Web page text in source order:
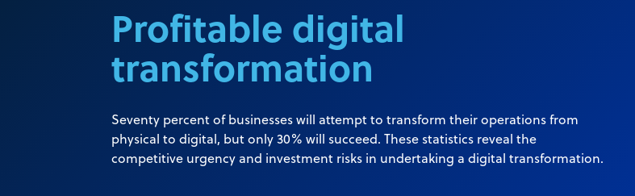
Profitable digital
transformation
Seventy percent of businesses will attempt to transform their operations from
physical to digital, but only 30% will succeed. These statistics reveal the
competitive urgency and investment risks in undertaking a digital transformation.